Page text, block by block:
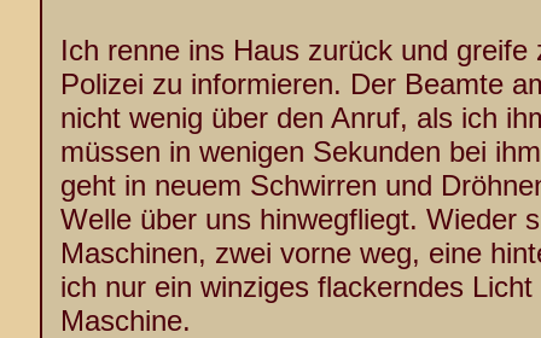
Ich renne ins Haus zurück und greife
Polizei zu informieren. Der Beamte
nicht wenig über den Anruf, als ich
müssen in wenigen Sekunden bei
geht in neuem Schwirren und
Welle über uns hinwegfliegt. Wieder
Maschinen, zwei vorne weg, eine
ich nur ein winziges flackerndes
Maschine.